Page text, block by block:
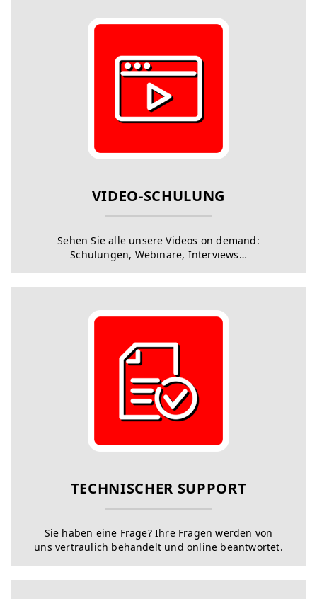
VIDEO-SCHULUNG
Sehen Sie alle unsere Videos on demand:
Schulungen, Webinare, Interviews…
TECHNISCHER SUPPORT
Sie haben eine Frage? Ihre Fragen werden von
uns vertraulich behandelt und online beantwortet.